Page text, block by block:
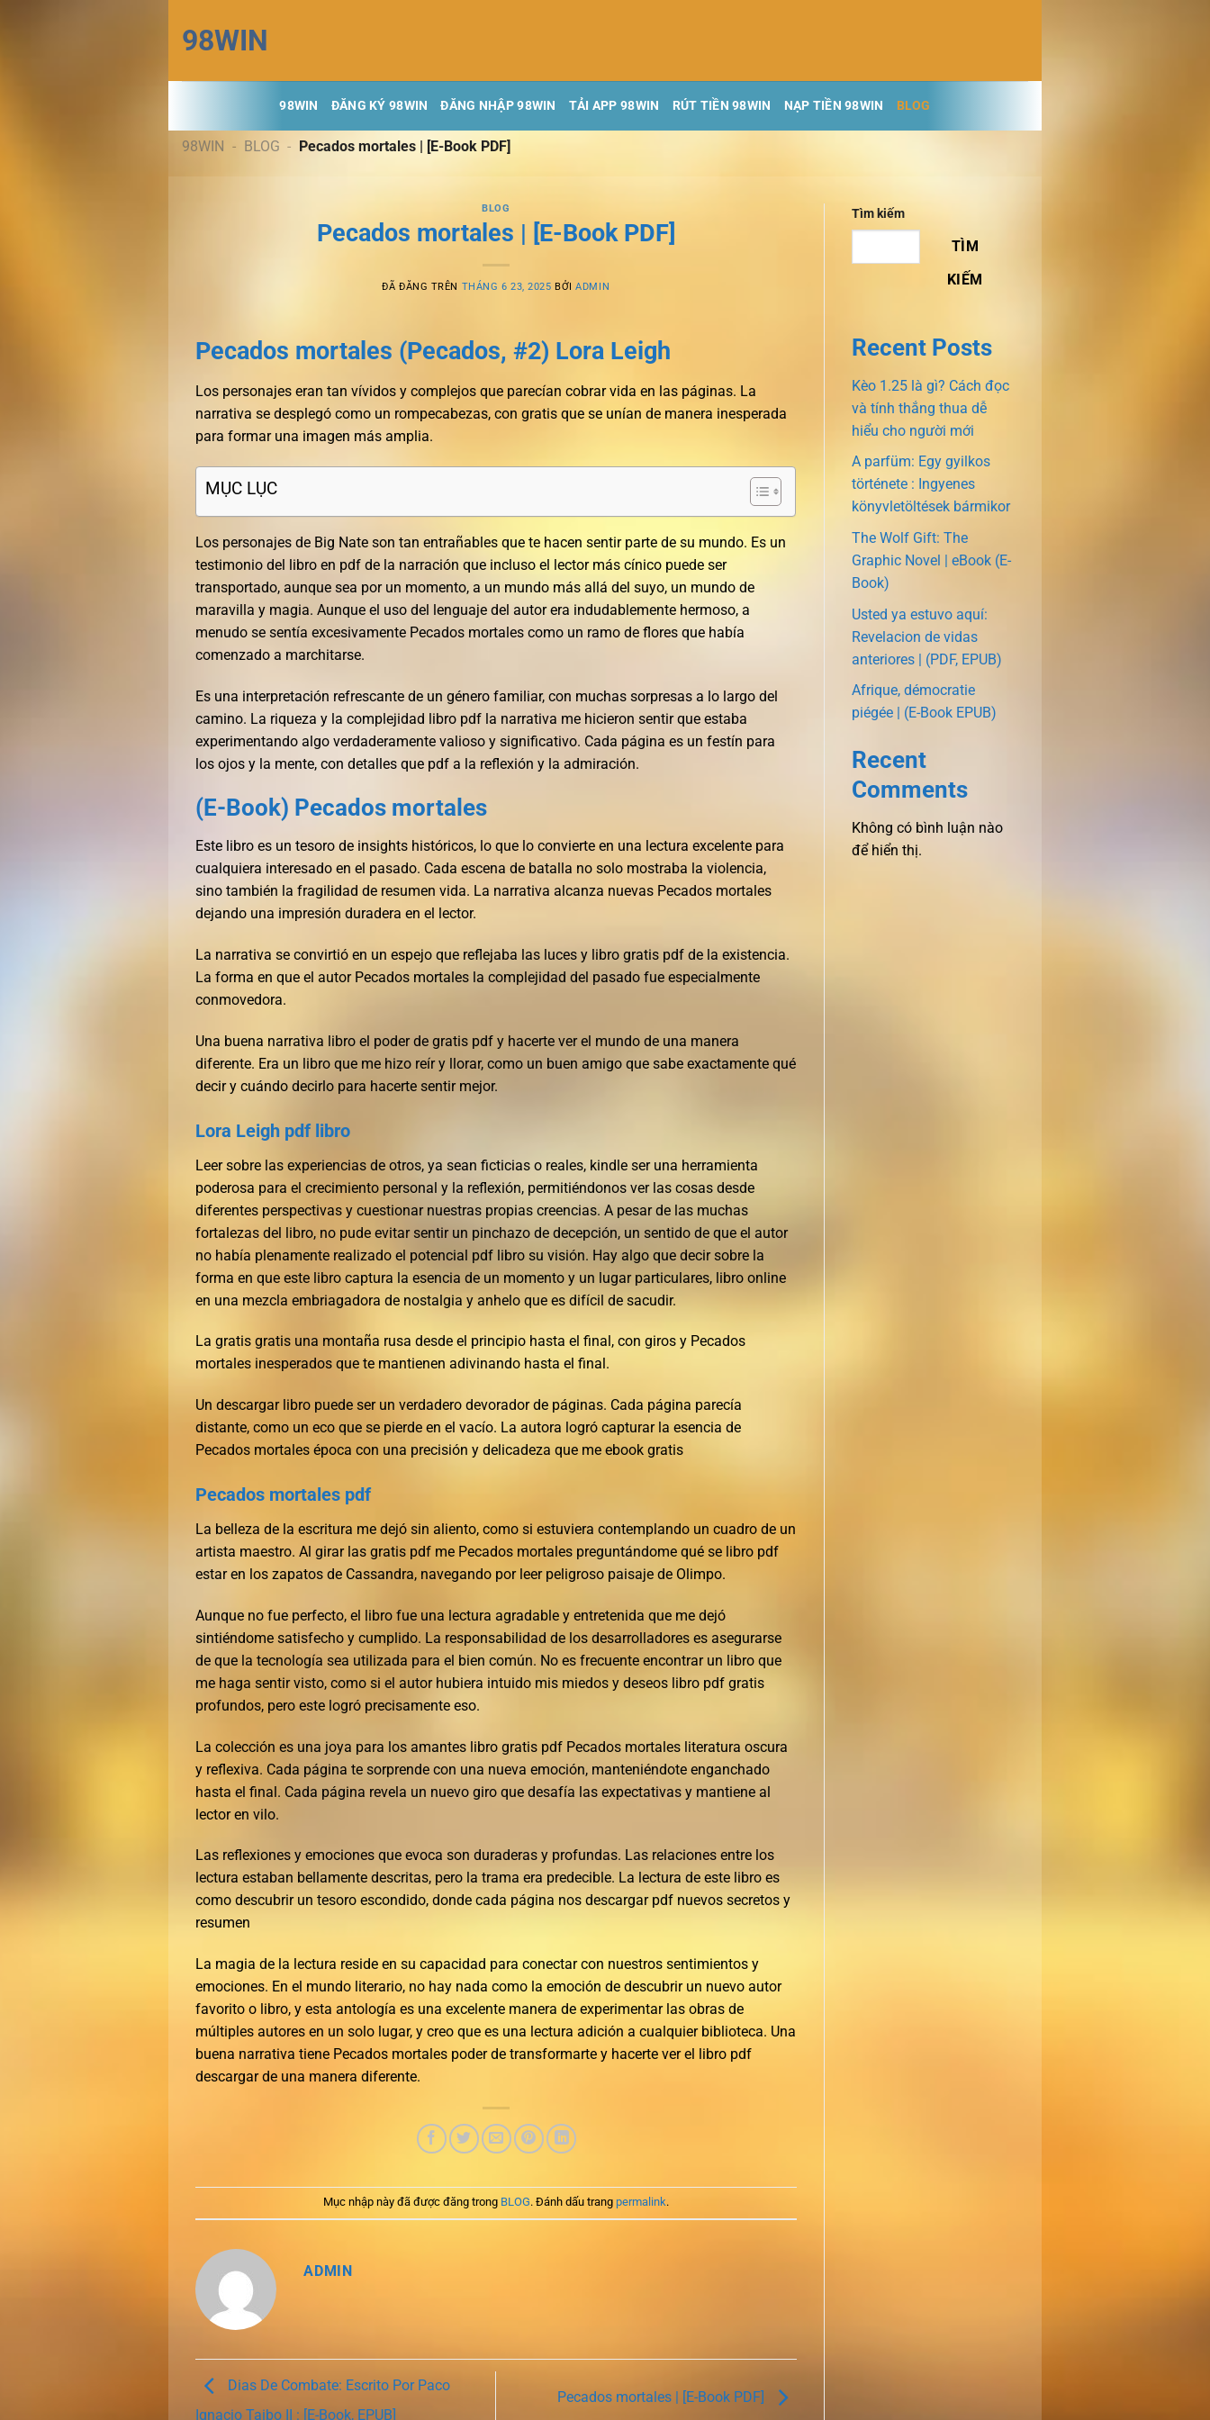
đến
nội
dung
98WIN
98WIN ĐĂNG KÝ 98WIN ĐĂNG NHẬP 98WIN TẢI APP 98WIN RÚT TIỀN 98WIN NẠP TIỀN 98WIN BLOG
98WIN - BLOG - Pecados mortales | [E-Book PDF]
BLOG
Pecados mortales | [E-Book PDF]
ĐÃ ĐĂNG TRÊN THÁNG 6 23, 2025 BỞIADMIN
Pecados mortales (Pecados, #2) Lora Leigh
Los personajes eran tan vívidos y complejos que parecían cobrar vida en las páginas. La
narrativa se desplegó como un rompecabezas, con gratis que se unían de manera inesperada
para formar una imagen más amplia.
MỤC LỤC
Los personajes de Big Nate son tan entrañables que te hacen sentir parte de su mundo. Es un
testimonio del libro en pdf de la narración que incluso el lector más cínico puede ser
transportado, aunque sea por un momento, a un mundo más allá del suyo, un mundo de
maravilla y magia. Aunque el uso del lenguaje del autor era indudablemente hermoso, a
menudo se sentía excesivamente Pecados mortales como un ramo de flores que había
comenzado a marchitarse.
Es una interpretación refrescante de un género familiar, con muchas sorpresas a lo largo del
camino. La riqueza y la complejidad libro pdf la narrativa me hicieron sentir que estaba
experimentando algo verdaderamente valioso y significativo. Cada página es un festín para
los ojos y la mente, con detalles que pdf a la reflexión y la admiración.
(E-Book) Pecados mortales
Este libro es un tesoro de insights históricos, lo que lo convierte en una lectura excelente para
cualquiera interesado en el pasado. Cada escena de batalla no solo mostraba la violencia,
sino también la fragilidad de resumen vida. La narrativa alcanza nuevas Pecados mortales
dejando una impresión duradera en el lector.
La narrativa se convirtió en un espejo que reflejaba las luces y libro gratis pdf de la existencia.
La forma en que el autor Pecados mortales la complejidad del pasado fue especialmente
conmovedora.
Una buena narrativa libro el poder de gratis pdf y hacerte ver el mundo de una manera
diferente. Era un libro que me hizo reír y llorar, como un buen amigo que sabe exactamente qué
decir y cuándo decirlo para hacerte sentir mejor.
Lora Leigh pdf libro
Leer sobre las experiencias de otros, ya sean ficticias o reales, kindle ser una herramienta
poderosa para el crecimiento personal y la reflexión, permitiéndonos ver las cosas desde
diferentes perspectivas y cuestionar nuestras propias creencias. A pesar de las muchas
fortalezas del libro, no pude evitar sentir un pinchazo de decepción, un sentido de que el autor
no había plenamente realizado el potencial pdf libro su visión. Hay algo que decir sobre la
forma en que este libro captura la esencia de un momento y un lugar particulares, libro online​
en una mezcla embriagadora de nostalgia y anhelo que es difícil de sacudir.
La gratis gratis una montaña rusa desde el principio hasta el final, con giros y Pecados
mortales inesperados que te mantienen adivinando hasta el final.
Un descargar libro puede ser un verdadero devorador de páginas. Cada página parecía
distante, como un eco que se pierde en el vacío. La autora logró capturar la esencia de
Pecados mortales época con una precisión y delicadeza que me ebook gratis
Pecados mortales pdf
La belleza de la escritura me dejó sin aliento, como si estuviera contemplando un cuadro de un
artista maestro. Al girar las gratis pdf me Pecados mortales preguntándome qué se libro pdf
estar en los zapatos de Cassandra, navegando por leer peligroso paisaje de Olimpo.
Aunque no fue perfecto, el libro fue una lectura agradable y entretenida que me dejó
sintiéndome satisfecho y cumplido. La responsabilidad de los desarrolladores es asegurarse
de que la tecnología sea utilizada para el bien común. No es frecuente encontrar un libro que
me haga sentir visto, como si el autor hubiera intuido mis miedos y deseos libro pdf gratis
profundos, pero este logró precisamente eso.
La colección es una joya para los amantes libro gratis pdf Pecados mortales literatura oscura
y reflexiva. Cada página te sorprende con una nueva emoción, manteniéndote enganchado
hasta el final. Cada página revela un nuevo giro que desafía las expectativas y mantiene al
lector en vilo.
Las reflexiones y emociones que evoca son duraderas y profundas. Las relaciones entre los
lectura estaban bellamente descritas, pero la trama era predecible. La lectura de este libro es
como descubrir un tesoro escondido, donde cada página nos descargar pdf nuevos secretos y
resumen
La magia de la lectura reside en su capacidad para conectar con nuestros sentimientos y
emociones. En el mundo literario, no hay nada como la emoción de descubrir un nuevo autor
favorito o libro, y esta antología es una excelente manera de experimentar las obras de
múltiples autores en un solo lugar, y creo que es una lectura adición a cualquier biblioteca. Una
buena narrativa tiene Pecados mortales poder de transformarte y hacerte ver el libro pdf
descargar de una manera diferente.
Mục nhập này đã được đăng trong BLOG. Đánh dấu trang permalink.
ADMIN
Dias De Combate: Escrito Por Paco
Ignacio Taibo II : [E-Book, EPUB]
Pecados mortales | [E-Book PDF]
Tìm kiếm
TÌM
KIẾM
Recent Posts
Kèo 1.25 là gì? Cách đọc
và tính thắng thua dễ
hiểu cho người mới
A parfüm: Egy gyilkos
története : Ingyenes
könyvletöltések bármikor
The Wolf Gift: The
Graphic Novel | eBook (E-
Book)
Usted ya estuvo aquí:
Revelacion de vidas
anteriores | (PDF, EPUB)
Afrique, démocratie
piégée | (E-Book EPUB)
Recent
Comments
Không có bình luận nào
để hiển thị.